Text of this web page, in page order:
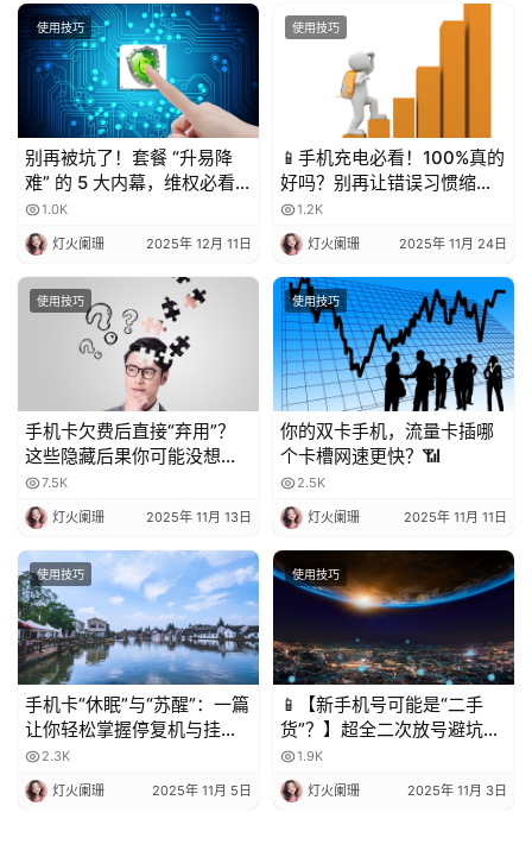
使用技巧
别再被坑了！套餐 “升易降
难” 的 5 大内幕，维权必看
💥1.0K
灯火阑珊 2025年 12月 11日
使用技巧
📱手机充电必看！100%真的
好吗？别再让错误习惯缩短
电池寿命！
1.2K
灯火阑珊 2025年 11月 24日
使用技巧
手机卡欠费后直接“弃用”？
这些隐藏后果你可能没想
到！
7.5K
灯火阑珊 2025年 11月 13日
使用技巧
你的双卡手机，流量卡插哪
个卡槽网速更快？📶
2.5K
灯火阑珊 2025年 11月 11日
使用技巧
手机卡“休眠”与“苏醒”：一篇
让你轻松掌握停复机与挂失
的科普指南
2.3K
灯火阑珊 2025年 11月 5日
使用技巧
📱【新手机号可能是“二手
货”？】超全二次放号避坑指
南，附完美处理攻略！✨
1.9K
灯火阑珊 2025年 11月 3日